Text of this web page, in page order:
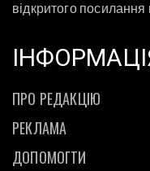
відкритого посилання
ПРО РЕДАКЦІЮ
РЕКЛАМА
ДОПОМОГТИ